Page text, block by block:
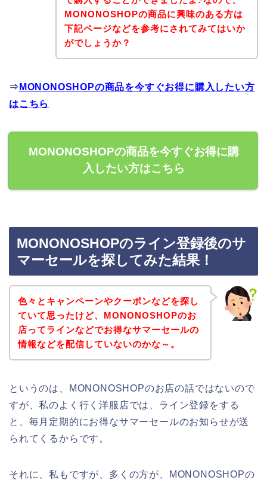
MONONOSHOPの商品に興味のある方は
下記ページなどを参考にされてみてはいか
がでしょうか？
⇒ MONONOSHOPの商品を今すぐお得に購入したい方
はこちら
MONONOSHOPの商品を今すぐお得に購
入したい方はこちら
MONONOSHOPのライン登録後のサ
マーセールを探してみた結果！
色々とキャンペーンやクーポンなどを探し
ていて思ったけど、MONONOSHOPのお
店ってラインなどでお得なサマーセールの
情報などを配信していないのかな～。
というのは、MONONOSHOPのお店の話ではないので
すが、私のよく行く洋服店では、ライン登録をする
と、毎月定期的にお得なサマーセールのお知らせが送
られてくるからです。
それに、私もですが、多くの方が、MONONOSHOPの